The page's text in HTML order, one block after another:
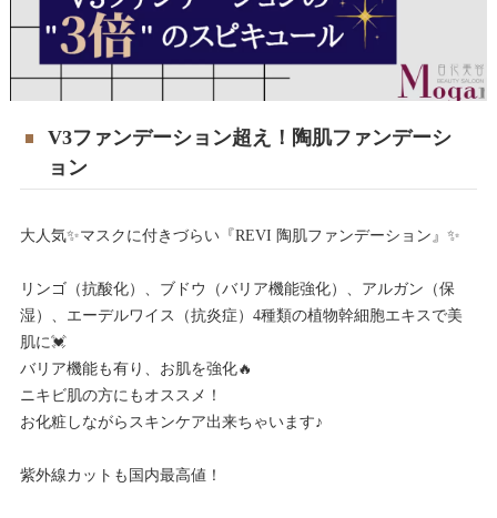
V3ファンデーション超え！陶肌ファンデーシ
ョン
大人気✨マスクに付きづらい『REVI 陶肌ファンデーション』✨
リンゴ（抗酸化）、ブドウ（バリア機能強化）、アルガン（保
湿）、エーデルワイス（抗炎症）4種類の植物幹細胞エキスで美
肌に💓
バリア機能も有り、お肌を強化🔥
ニキビ肌の方にもオススメ！
お化粧しながらスキンケア出来ちゃいます♪
紫外線カットも国内最高値！